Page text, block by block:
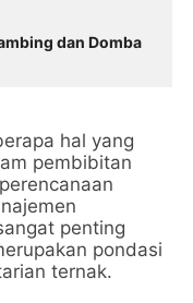
dan Domba
hal yang
pembibitan
penting
pondasi
ternak.